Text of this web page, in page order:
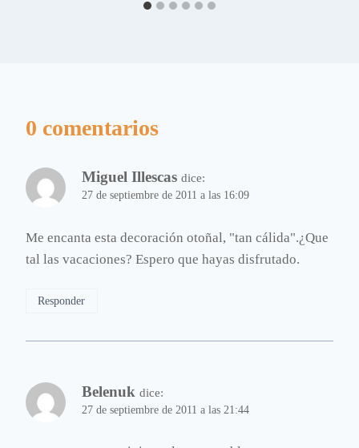
0 comentarios
Miguel Illescas dice:
27 de septiembre de 2011 a las 16:09
Me encanta esta decoración otoñal, "tan cálida".¿Que
tal las vacaciones? Espero que hayas disfrutado.
Responder
Belenuk dice:
27 de septiembre de 2011 a las 21:44